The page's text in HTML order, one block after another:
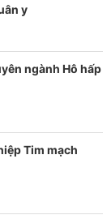
y
ngành Hô hấp
Tim mạch